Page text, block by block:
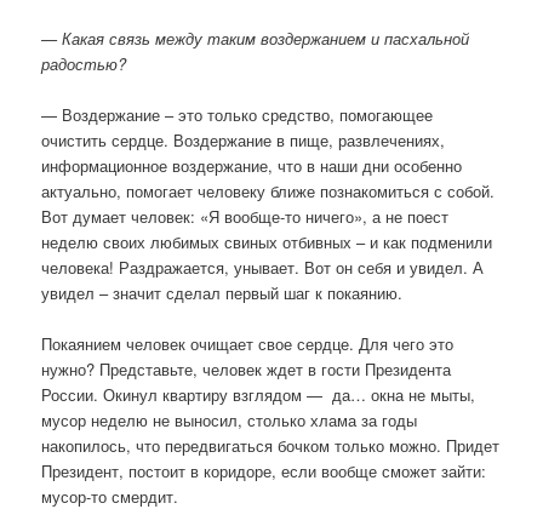
— Какая связь между таким воздержанием и пасхальной
радостью?
— Воздержание – это только средство, помогающее
очистить сердце. Воздержание в пище, развлечениях,
информационное воздержание, что в наши дни особенно
актуально, помогает человеку ближе познакомиться с собой.
Вот думает человек: «Я вообще-то ничего», а не поест
неделю своих любимых свиных отбивных – и как подменили
человека! Раздражается, унывает. Вот он себя и увидел. А
увидел – значит сделал первый шаг к покаянию.
Покаянием человек очищает свое сердце. Для чего это
нужно? Представьте, человек ждет в гости Президента
России. Окинул квартиру взглядом — да… окна не мыты,
мусор неделю не выносил, столько хлама за годы
накопилось, что передвигаться бочком только можно. Придет
Президент, постоит в коридоре, если вообще сможет зайти:
мусор-то смердит.